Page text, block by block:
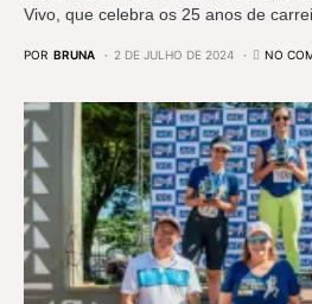
Vivo, que celebra os 25 anos de
POR BRUNA 2 DE JULHO DE 2024 NO